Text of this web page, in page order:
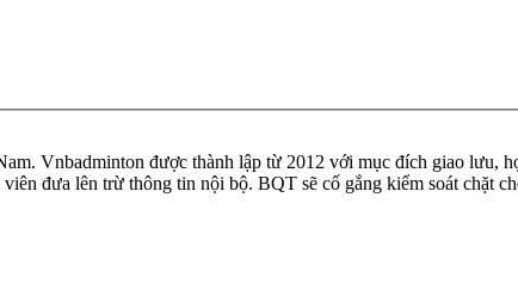
Vnbadminton được thành lập từ 2012 với mục đích giao lưu,
đưa lên trừ thông tin nội bộ. BQT sẽ cố gắng kiểm soát chặt